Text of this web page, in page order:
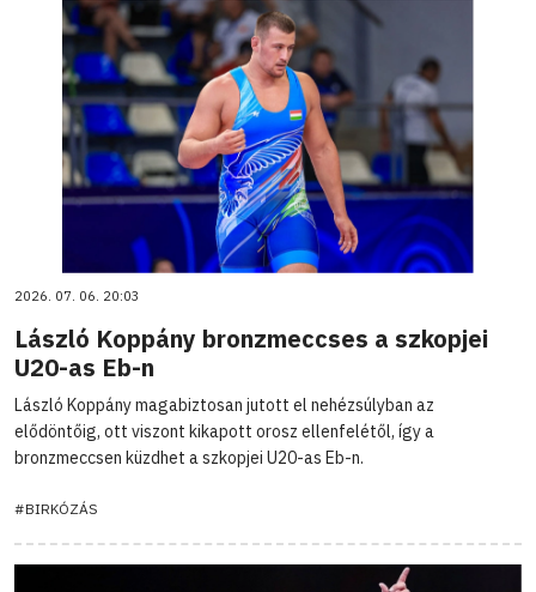
2026. 07. 06. 20:03
László Koppány bronzmeccses a szkopjei
U20-as Eb-n
László Koppány magabiztosan jutott el nehézsúlyban az
elődöntőig, ott viszont kikapott orosz ellenfelétől, így a
bronzmeccsen küzdhet a szkopjei U20-as Eb-n.
#BIRKÓZÁS